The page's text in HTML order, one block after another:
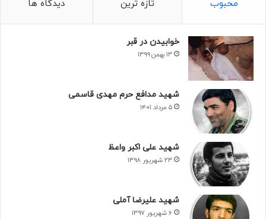
محبوب تازه ترین دیدگاه ها
خوابیدن در قبر
۱۳ بهمن ۱۳۹۹
شهید مدافع حرم مهدی قاسمی
۵ مرداد ۱۴۰۱
شهید علی اکبر واعظ
۲۳ شهریور ۱۳۹۸
شهید علیرضا آملی
۶ شهریور ۱۳۹۷